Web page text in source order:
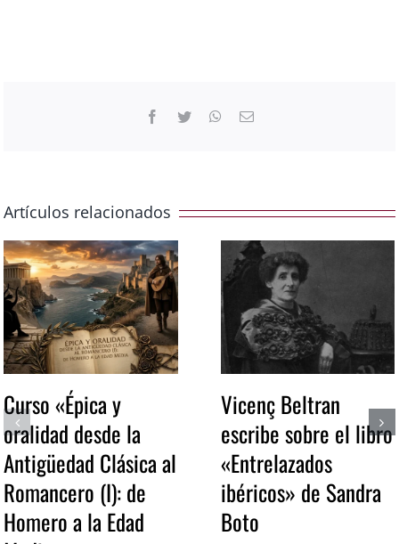
Facebook
Twitter WhatsApp
Correo
Artículos relacionados
Curso «Épica y
oralidad desde la
Antigüedad Clásica al
Romancero (I): de
Homero a la Edad
Vicenç Beltran
escribe sobre el libro
«Entrelazados
ibéricos» de Sandra
Boto